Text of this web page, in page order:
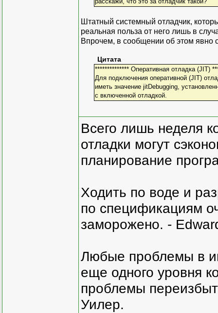
Штатный системный отладчик,
реальная польза от него лишь в
Впрочем, в сообщении об этом явно
Цитата
************** Оперативная отладка (JIT)
Для подключения оперативной (JIT)
иметь значение jitDebugging,
с включенной отладкой.
Всего лишь неделя
отладки могут
планирование
Ходить по воде и
по спецификациям
заморожено. -
Любые проблемы в
еще одного уровня
проблемы
Уилер.